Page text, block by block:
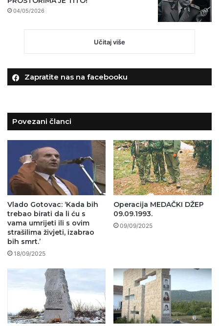
04/05/2026
Učitaj više
Zapratite nas na facebooku
Povezani članci
Vlado Gotovac: ‘Kada bih
trebao birati da li ću s
vama umrijeti ili s ovim
strašilima živjeti, izabrao
bih smrt.’
18/09/2025
Operacija MEDAČKI DŽEP
09.09.1993.
09/09/2025